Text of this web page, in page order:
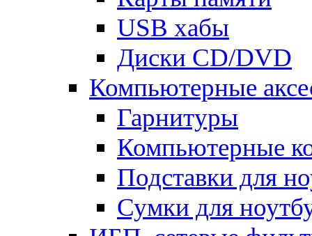
USB хабы
Диски CD/DVD
Компьютерные
Гарнитуры
Компьютерные
Подставки для
Сумки для